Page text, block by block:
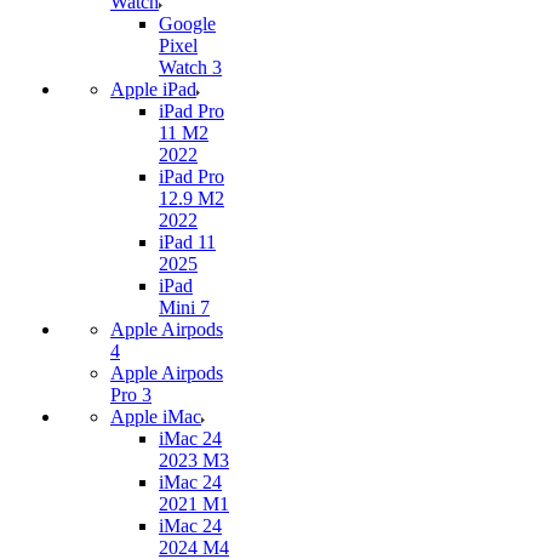
Google
Pixel
Watch 3
Apple iPad
iPad Pro
11 M2
2022
iPad Pro
12.9 M2
2022
iPad 11
2025
iPad
Mini 7
Apple Airpods
4
Apple Airpods
Pro 3
Apple iMac
iMac 24
2023 M3
iMac 24
2021 M1
iMac 24
2024 M4